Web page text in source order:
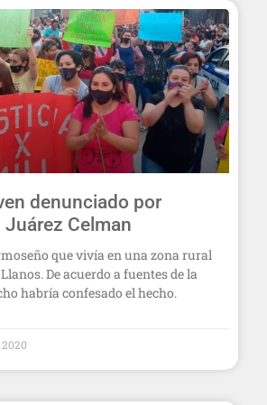
denunciado por
Celman
que vivía en una zona rural
De acuerdo a fuentes de la
habría confesado el hecho.